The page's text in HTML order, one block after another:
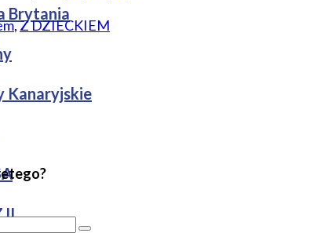
Brytania
Kanaryjskie
,Z DZIECKIEM